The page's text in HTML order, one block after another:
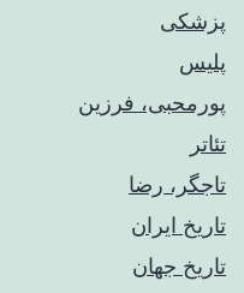
پزشکی
پلیس
پورمحبی، فرزین
تئاتر
تاجگر، رضا
تاریخ ایران
تاریخ جهان